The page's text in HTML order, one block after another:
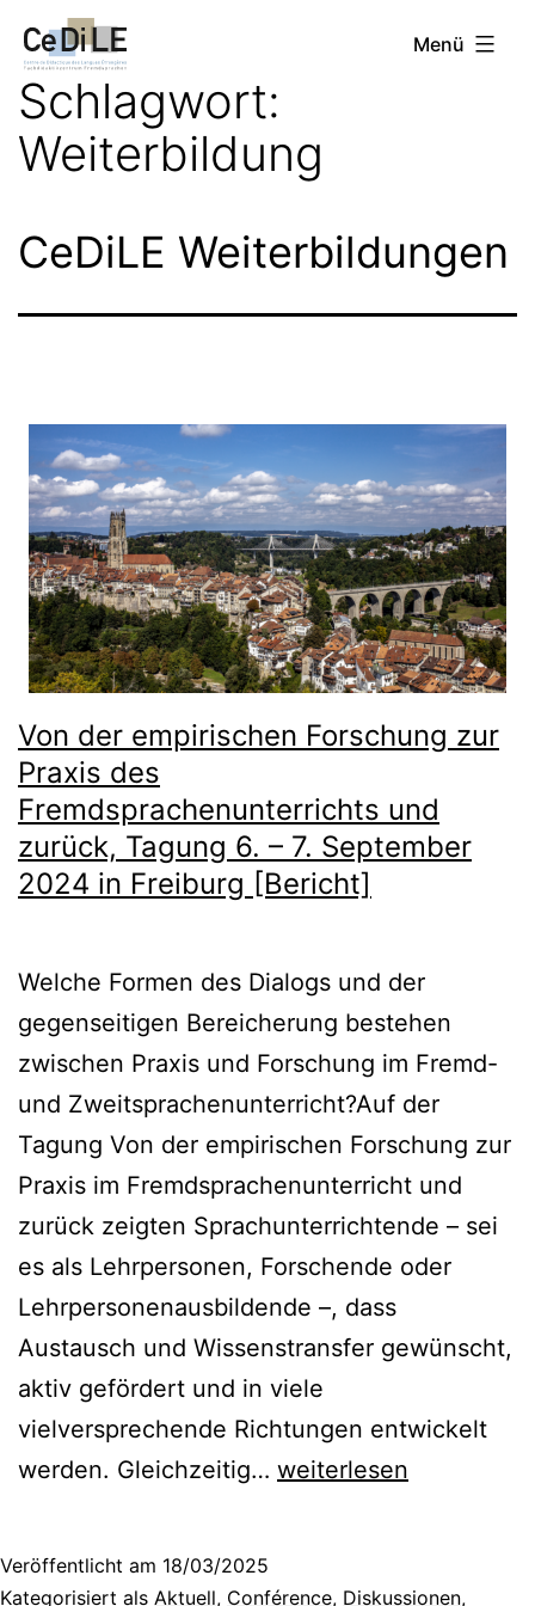
Inhalt
springen
CeDiLE Menü
Schlagwort:
Weiterbildung
CeDiLE Weiterbildungen
Von der empirischen Forschung zur
Praxis des
Fremdsprachenunterrichts und
zurück, Tagung 6. – 7. September
2024 in Freiburg [Bericht]
Welche Formen des Dialogs und der
gegenseitigen Bereicherung bestehen
zwischen Praxis und Forschung im Fremd-
und Zweitsprachenunterricht?Auf der
Tagung Von der empirischen Forschung zur
Praxis im Fremdsprachenunterricht und
zurück zeigten Sprachunterrichtende – sei
es als Lehrpersonen, Forschende oder
Lehrpersonenausbildende –, dass
Austausch und Wissenstransfer gewünscht,
aktiv gefördert und in viele
vielversprechende Richtungen entwickelt
werden. Gleichzeitig… Von
Forschung
weiterlesen
Veröffentlicht am 18/03/2025
Kategorisiert als Aktuell, Conférence, Diskussionen,